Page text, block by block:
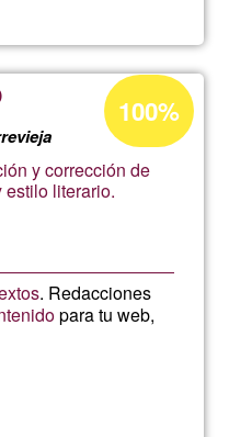
Manuel
Monroy
Correa
y corrección de
estilo literario.
. Redacciones
para tu web,
Porcentaje
de
aceptación
de
100%